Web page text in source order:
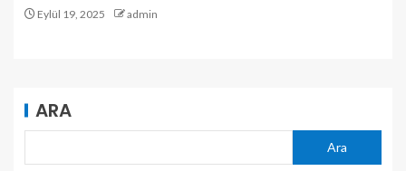
Eylül 19, 2025 admin
ARA
Ara